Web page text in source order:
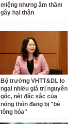
miệng nhưng âm thầm
gây hại thận
Bộ trưởng VHTT&DL lo
ngại nhiều giá trị nguyên
gốc, nét đặc sắc của
nông thôn đang bị "bê
tông hóa"